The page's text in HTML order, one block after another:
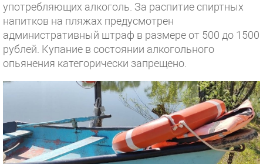
употребляющих алкоголь. За распитие спиртных
напитков на пляжах предусмотрен
административный штраф в размере от 500 до 1500
рублей. Купание в состоянии алкогольного
опьянения категорически запрещено.